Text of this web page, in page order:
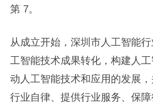
第 7。
从成立开始，深圳市人工智能
工智能技术成果转化，构建人
动人工智能技术和应用的发展
行业自律、提供行业服务、保障